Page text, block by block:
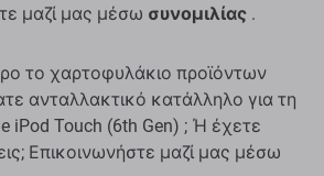
μαζί μας μέσω συνομιλίας .
το χαρτοφυλάκιο προϊόντων
ανταλλακτικό κατάλληλο για τη
iPod Touch (6th Gen) ; Ή έχετε
Επικοινωνήστε μαζί μας μέσω